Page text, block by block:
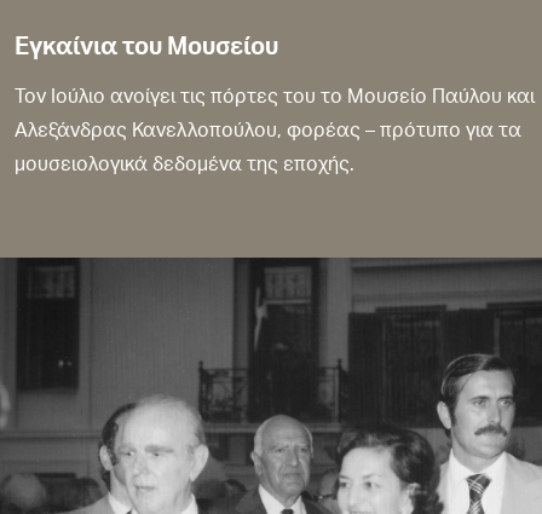
Εγκαίνια του Μουσείου
Τον Ιούλιο ανοίγει τις πόρτες του το Μουσείο Παύλου και
Αλεξάνδρας Κανελλοπούλου, φορέας – πρότυπο για τα
μουσειολογικά δεδομένα της εποχής.